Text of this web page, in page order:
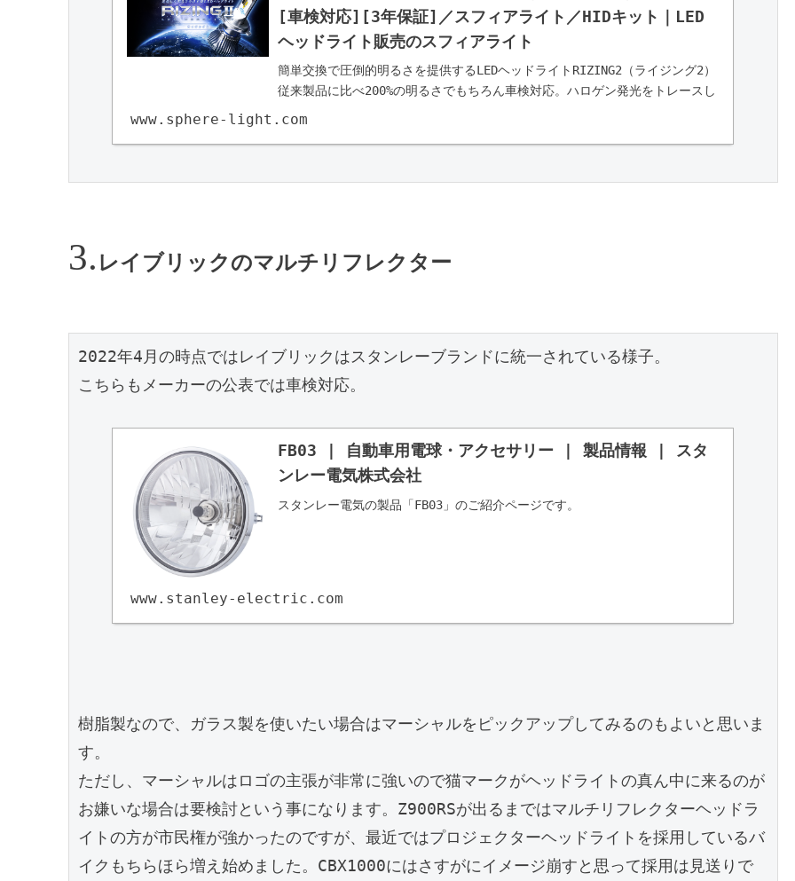
[車検対応][3年保証]／スフィアライト／HIDキット｜LED
ヘッドライト販売のスフィアライト
簡単交換で圧倒的明るさを提供するLEDヘッドライトRIZING2（ライジング2）
従来製品に比べ200%の明るさでもちろん車検対応。ハロゲン発光をトレースし
www.sphere-light.com
レイブリックのマルチリフレクター
2022年4月の時点ではレイブリックはスタンレーブランドに統一されている様子。
こちらもメーカーの公表では車検対応。
FB03 | 自動車用電球・アクセサリー | 製品情報 | スタ
ンレー電気株式会社
スタンレー電気の製品「FB03」のご紹介ページです。
www.stanley-electric.com
樹脂製なので、ガラス製を使いたい場合はマーシャルをピックアップしてみるのもよいと思いま
す。
ただし、マーシャルはロゴの主張が非常に強いので猫マークがヘッドライトの真ん中に来るのが
お嫌いな場合は要検討という事になります。Z900RSが出るまではマルチリフレクターヘッドラ
イトの方が市民権が強かったのですが、最近ではプロジェクターヘッドライトを採用しているバ
イクもちらほら増え始めました。CBX1000にはさすがにイメージ崩すと思って採用は見送りで